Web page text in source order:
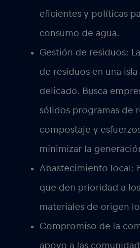
eficientes y políticas
consumo de agua.
Gestión de residuos:
de residuos en una isla
delicado. Busca
sólidos programas de
compostaje y
minimizar la
Abastecimiento local:
que den prioridad a
materiales de origen
Compromiso de la
apoyo a las